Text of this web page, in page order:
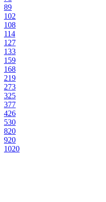
89
102
108
114
127
133
159
168
219
273
325
377
426
530
820
920
1020